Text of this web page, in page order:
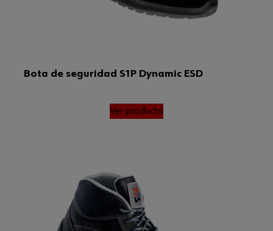
Bota de seguridad S1P Dynamic ESD
Ver producto